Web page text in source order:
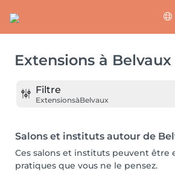
Extensions à Belvaux
Filtre
ExtensionsàBelvaux
Salons et instituts autour de
Ces salons et instituts peuvent être
pratiques que vous ne le pensez.